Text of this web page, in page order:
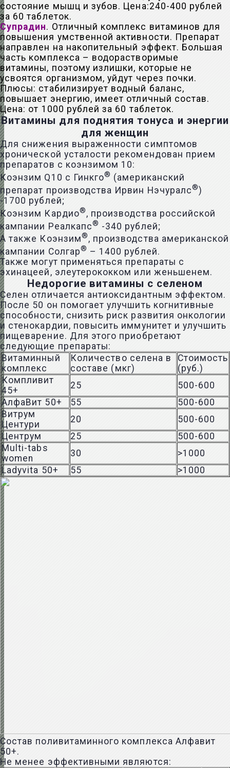
состояние мышц и зубов. Цена:240-400 рублей
за 60 таблеток.
Супрадин. Отличный комплекс витаминов для
повышения умственной активности. Препарат
направлен на накопительный эффект. Большая
часть комплекса – водорастворимые
витамины, поэтому излишки, которые не
усвоятся организмом, уйдут через почки.
Плюсы: стабилизирует водный баланс,
повышает энергию, имеет отличный состав.
Цена: от 1000 рублей за 60 таблеток.
Витамины для поднятия тонуса и энергии
для женщин
Для снижения выраженности симптомов
хронической усталости рекомендован прием
препаратов с коэнзимом 10:
Коэнзим Q10 с Гинкго® (американский
препарат производства Ирвин Нэчуралс®)
-1700 рублей;
Коэнзим Кардио®, производства российской
кампании Реалкапс® -340 рублей;
А также Коэнзим®, производства американской
кампании Солгар® – 1400 рублей.
Также могут применяться препараты с
эхинацеей, элеутерококком или женьшенем.
Недорогие витамины с селеном
Селен отличается антиоксидантным эффектом.
После 50 он помогает улучшить когнитивные
способности, снизить риск развития онкологии
и стенокардии, повысить иммунитет и улучшить
пищеварение. Для этого приобретают
следующие препараты:
Витаминный
комплекс
Количество селена в
составе (мкг)
Стоимость
(руб.)
Компливит
45+
25
500-600
АлфаВит 50+
55
500-600
Витрум
Центури
20
500-600
Центрум
25
500-600
Multi-tabs
women
30
>1000
Ladyvita 50+
55 >1000
Состав поливитаминного комплекса Алфавит
50+.
Не менее эффективными являются: